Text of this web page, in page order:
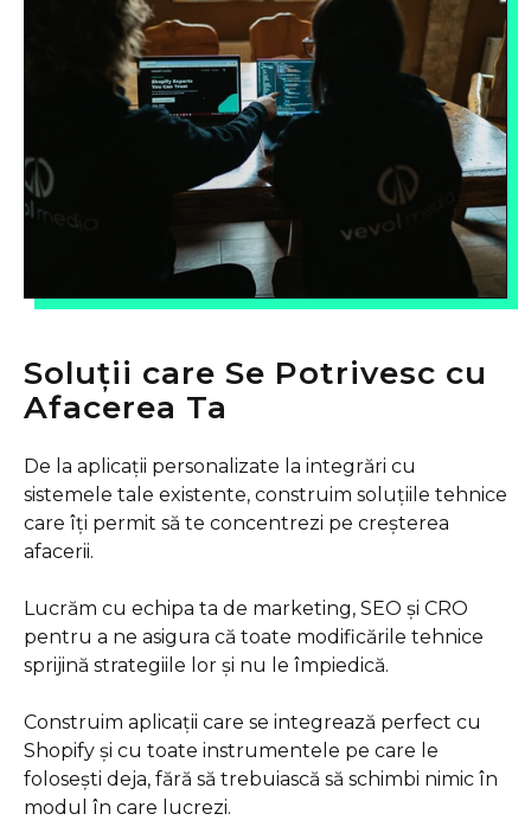
Soluții care Se Potrivesc cu
Afacerea Ta
De la aplicații personalizate la integrări cu
sistemele tale existente, construim soluțiile tehnice
care îți permit să te concentrezi pe creșterea
afacerii.
Lucrăm cu echipa ta de marketing, SEO și CRO
pentru a ne asigura că toate modificările tehnice
sprijină strategiile lor și nu le împiedică.
Construim aplicații care se integrează perfect cu
Shopify și cu toate instrumentele pe care le
folosești deja, fără să trebuiască să schimbi nimic în
modul în care lucrezi.